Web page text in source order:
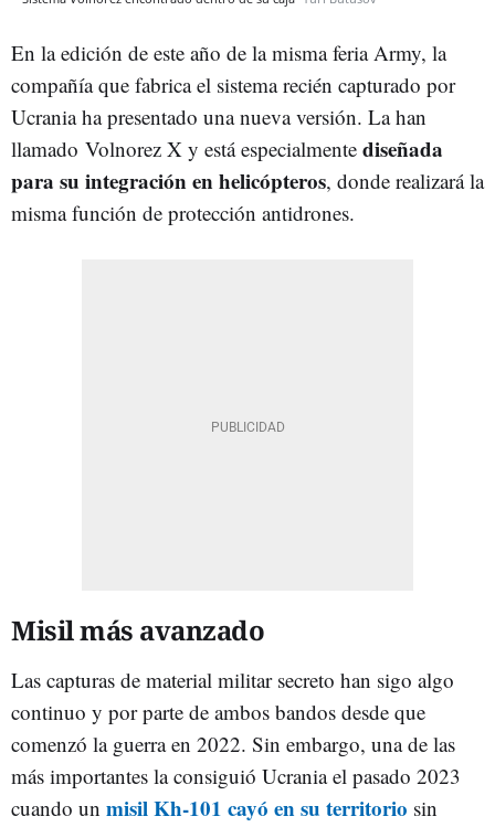
En la edición de este año de la misma feria Army, la
compañía que fabrica el sistema recién capturado por
Ucrania ha presentado una nueva versión. La han
llamado Volnorez X y está especialmente diseñada
para su integración en helicópteros, donde realizará la
misma función de protección antidrones.
Misil más avanzado
Las capturas de material militar secreto han sigo algo
continuo y por parte de ambos bandos desde que
comenzó la guerra en 2022. Sin embargo, una de las
más importantes la consiguió Ucrania el pasado 2023
cuando un misil Kh-101 cayó en su territorio sin